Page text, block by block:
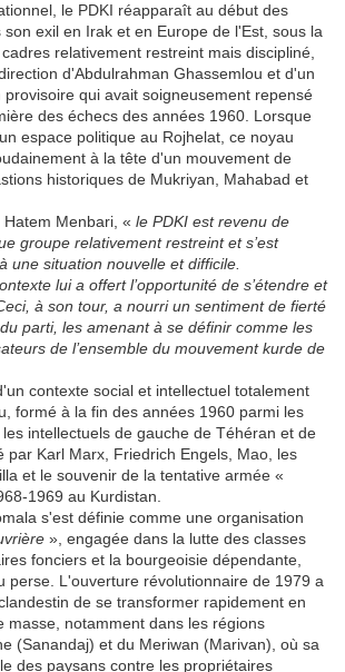
le PDKI réapparaît au début des
exil en Irak et en Europe de l'Est, sous la
relativement restreint mais discipliné,
d'Abdulrahman Ghassemlou et d'un
qui avait soigneusement repensé
des échecs des années 1960. Lorsque
espace politique au Rojhelat, ce noyau
à la tête d'un mouvement de
historiques de Mukriyan, Mahabad et
Menbari, « le PDKI est revenu de
groupe relativement restreint et s’est
une situation nouvelle et difficile.
lui a offert l’opportunité de s’étendre et
à son tour, a nourri un sentiment de fierté
parti, les amenant à se définir comme les
de l’ensemble du mouvement kurde de
contexte social et intellectuel totalement
formé à la fin des années 1960 parmi les
intellectuels de gauche de Téhéran et de
par Karl Marx, Friedrich Engels, Mao, les
et le souvenir de la tentative armée «
1969 au Kurdistan.
s'est définie comme une organisation
», engagée dans la lutte des classes
fonciers et la bourgeoisie dépendante,
perse. L'ouverture révolutionnaire de 1979 a
de se transformer rapidement en
masse, notamment dans les régions
(Sanandaj) et du Meriwan (Marivan), où sa
des paysans contre les propriétaires